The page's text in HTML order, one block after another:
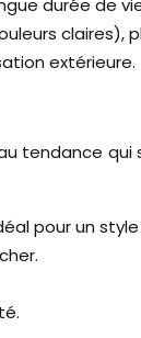
durée de
claires),
extérieure.
tendance
pour un style